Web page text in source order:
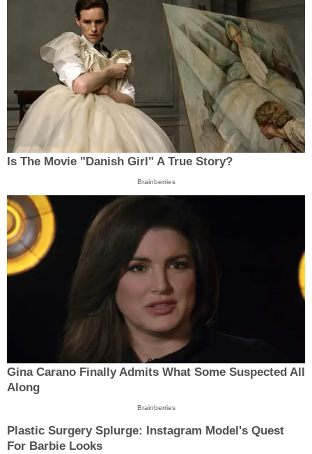
Is The Movie "Danish Girl" A True Story?
Brainberries
Gina Carano Finally Admits What Some Suspected All
Along
Brainberries
Plastic Surgery Splurge: Instagram Model's Quest
For Barbie Looks